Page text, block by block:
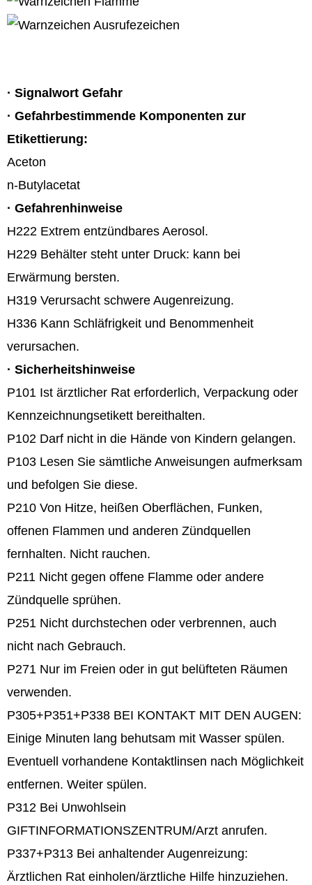
· Signalwort Gefahr
· Gefahrbestimmende Komponenten zur
Etikettierung:
Aceton
n-Butylacetat
· Gefahrenhinweise
H222 Extrem entzündbares Aerosol.
H229 Behälter steht unter Druck: kann bei
Erwärmung bersten.
H319 Verursacht schwere Augenreizung.
H336 Kann Schläfrigkeit und Benommenheit
verursachen.
· Sicherheitshinweise
P101 Ist ärztlicher Rat erforderlich, Verpackung oder
Kennzeichnungsetikett bereithalten.
P102 Darf nicht in die Hände von Kindern gelangen.
P103 Lesen Sie sämtliche Anweisungen aufmerksam
und befolgen Sie diese.
P210 Von Hitze, heißen Oberflächen, Funken,
offenen Flammen und anderen Zündquellen
fernhalten. Nicht rauchen.
P211 Nicht gegen offene Flamme oder andere
Zündquelle sprühen.
P251 Nicht durchstechen oder verbrennen, auch
nicht nach Gebrauch.
P271 Nur im Freien oder in gut belüfteten Räumen
verwenden.
P305+P351+P338 BEI KONTAKT MIT DEN AUGEN:
Einige Minuten lang behutsam mit Wasser spülen.
Eventuell vorhandene Kontaktlinsen nach Möglichkeit
entfernen. Weiter spülen.
P312 Bei Unwohlsein
GIFTINFORMATIONSZENTRUM/Arzt anrufen.
P337+P313 Bei anhaltender Augenreizung:
Ärztlichen Rat einholen/ärztliche Hilfe hinzuziehen.